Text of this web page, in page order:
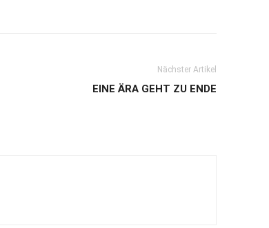
Nächster Artikel
EINE ÄRA GEHT ZU ENDE